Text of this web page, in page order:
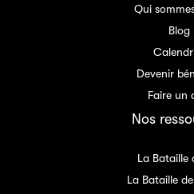
Qui
Blog
Devenir
Faire un
Nos
La Bataille
La Bataille